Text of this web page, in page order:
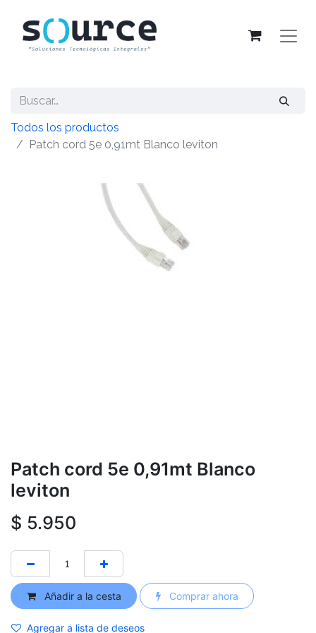
Todos los productos
Patch cord 5e 0,91mt Blanco leviton
Patch cord 5e 0,91mt Blanco
leviton
$ 5.950
Añadir a la cesta Comprar ahora
Agregar a lista de deseos